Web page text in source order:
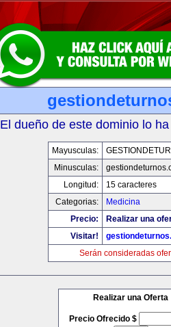
El dueño de este dominio lo
Mayusculas:
Minusculas:
Longitud:
15 caracteres
Categorias:
Medicina
Precio:
Realizar una
Visitar!
Serán consideradas
Realizar una Oferta
Precio Ofrecido $